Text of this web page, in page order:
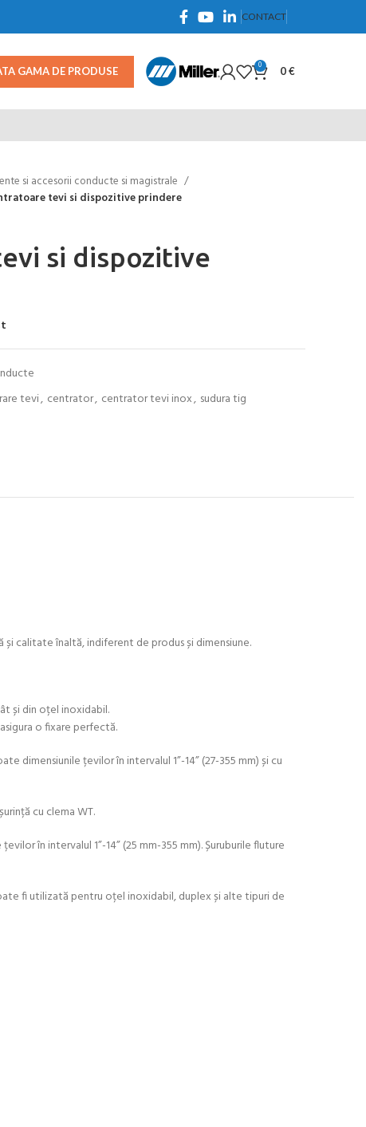
CONTACT
GAMA DE PRODUSE 0 0 €
si accesorii conducte si magistrale
tevi si dispozitive prindere
si dispozitive
tevi, centrator, centrator tevi inox, sudura tig
calitate înaltă, indiferent de produs și dimensiune.
și din oțel inoxidabil.
o fixare perfectă.
dimensiunile țevilor în intervalul 1”-14” (27-355 mm) și cu
cu clema WT.
în intervalul 1”-14” (25 mm-355 mm). Șuruburile fluture
fi utilizată pentru oțel inoxidabil, duplex și alte tipuri de